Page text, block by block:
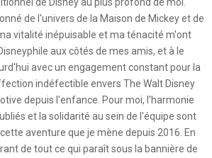
de l'univers de la Maison de Mickey et de
vitalité inépuisable et ma ténacité m'ont
aux côtés de mes amis, et à le
avec un engagement constant pour la
indéfectible envers The Walt Disney
depuis l'enfance. Pour moi, l'harmonie
et la solidarité au sein de l'équipe sont
aventure que je mène depuis 2016. En
de tout ce qui paraît sous la bannière de